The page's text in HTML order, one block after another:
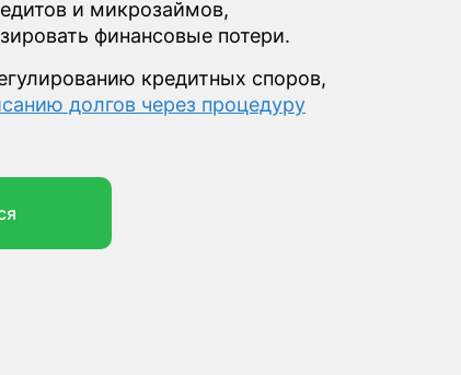
и микрозаймов,
финансовые потери.
кредитных споров,
долгов через процедуру